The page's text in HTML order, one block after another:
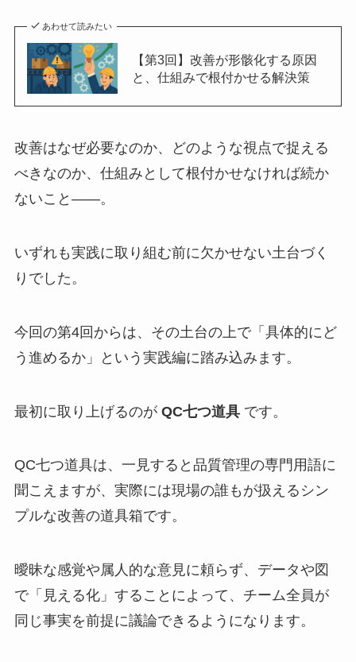
あわせて読みたい
【第3回】改善が形骸化する原因
と、仕組みで根付かせる解決策
改善はなぜ必要なのか、どのような視点で捉える
べきなのか、仕組みとして根付かせなければ続か
ないこと――。
いずれも実践に取り組む前に欠かせない土台づく
りでした。
今回の第4回からは、その土台の上で「具体的にど
う進めるか」という実践編に踏み込みます。
最初に取り上げるのが QC七つ道具です。
QC七つ道具は、一見すると品質管理の専門用語に
聞こえますが、実際には現場の誰もが扱えるシン
プルな改善の道具箱です。
曖昧な感覚や属人的な意見に頼らず、データや図
で「見える化」することによって、チーム全員が
同じ事実を前提に議論できるようになります。